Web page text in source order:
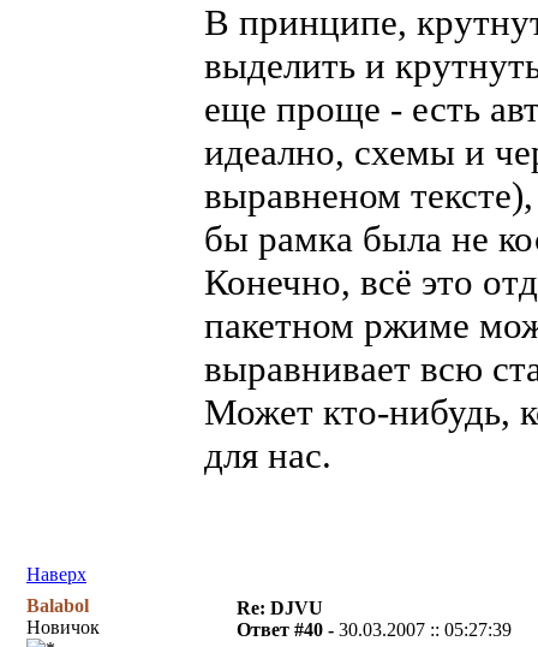
В принципе,
выделить и
еще проще - есть
идеално, схемы и
выравненом
бы рамка была не
Конечно, всё это
пакетном ржиме
выравнивает всю
Может кто-нибудь,
для нас.
Наверх
Balabol
Новичок
Re: DJVU
Ответ #40 -30.03.2007 :: 05:27:39